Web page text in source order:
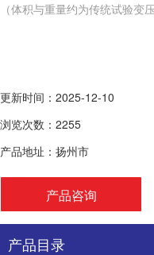
（体积与重量约为传统试验变
更新时间：2025-12-10
浏览次数：2255
产品地址：扬州市
产品咨询
产品目录